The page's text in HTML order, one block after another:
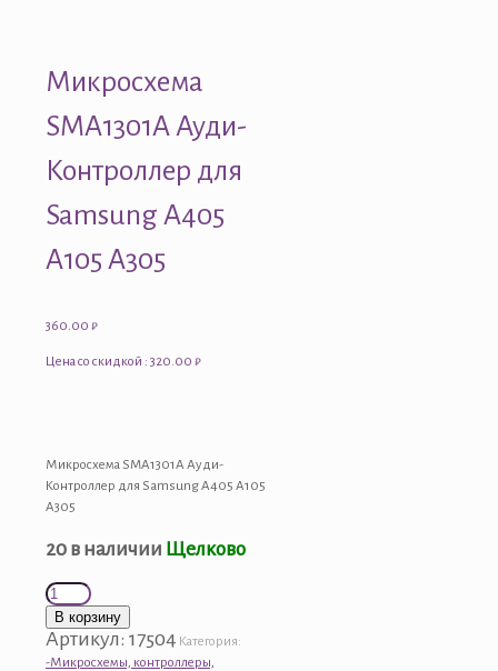
Микросхема
SMA1301A Ауди-
Контроллер для
Samsung A405
A105 A305
360.00 ₽
Цена со скидкой : 320.00 ₽
Микросхема SMA1301A Ауди-
Контроллер для Samsung A405 A105
A305
20 в наличии Щелково
Количество
товара
Микросхема
SMA1301A
В корзину
Артикул: 17504 Категория:
-Микросхемы, контроллеры,